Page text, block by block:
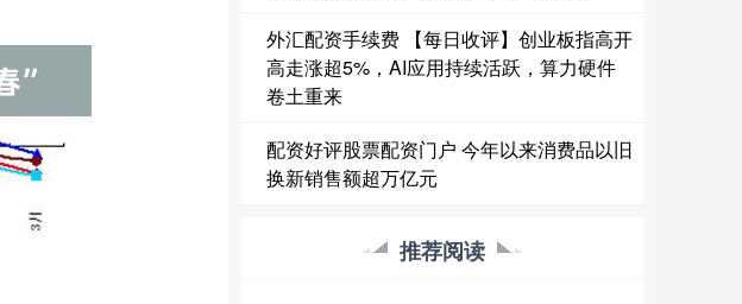
外汇配资手续费 【每日收评】创业板指高开
高走涨超5%，AI应用持续活跃，算力硬件
卷土重来
配资好评股票配资门户 今年以来消费品以旧
换新销售额超万亿元
推荐阅读